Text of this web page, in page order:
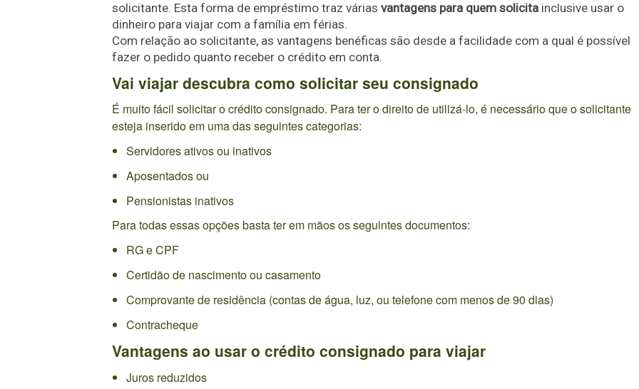
solicitante. Esta forma de empréstimo traz várias vantagens para quem solicita inclusive usar o
dinheiro para viajar com a família em férias.
Com relação ao solicitante, as vantagens benéficas são desde a facilidade com a qual é possível
fazer o pedido quanto receber o crédito em conta.
Vai viajar descubra como solicitar seu consignado
É muito fácil solicitar o crédito consignado. Para ter o direito de utilizá-lo, é necessário que o solicitante
esteja inserido em uma das seguintes categorias:
Servidores ativos ou inativos
Aposentados ou
Pensionistas inativos
Para todas essas opções basta ter em mãos os seguintes documentos:
RG e CPF
Certidão de nascimento ou casamento
Comprovante de residência (contas de água, luz, ou telefone com menos de 90 dias)
Contracheque
Vantagens ao usar o crédito consignado para viajar
Juros reduzidos